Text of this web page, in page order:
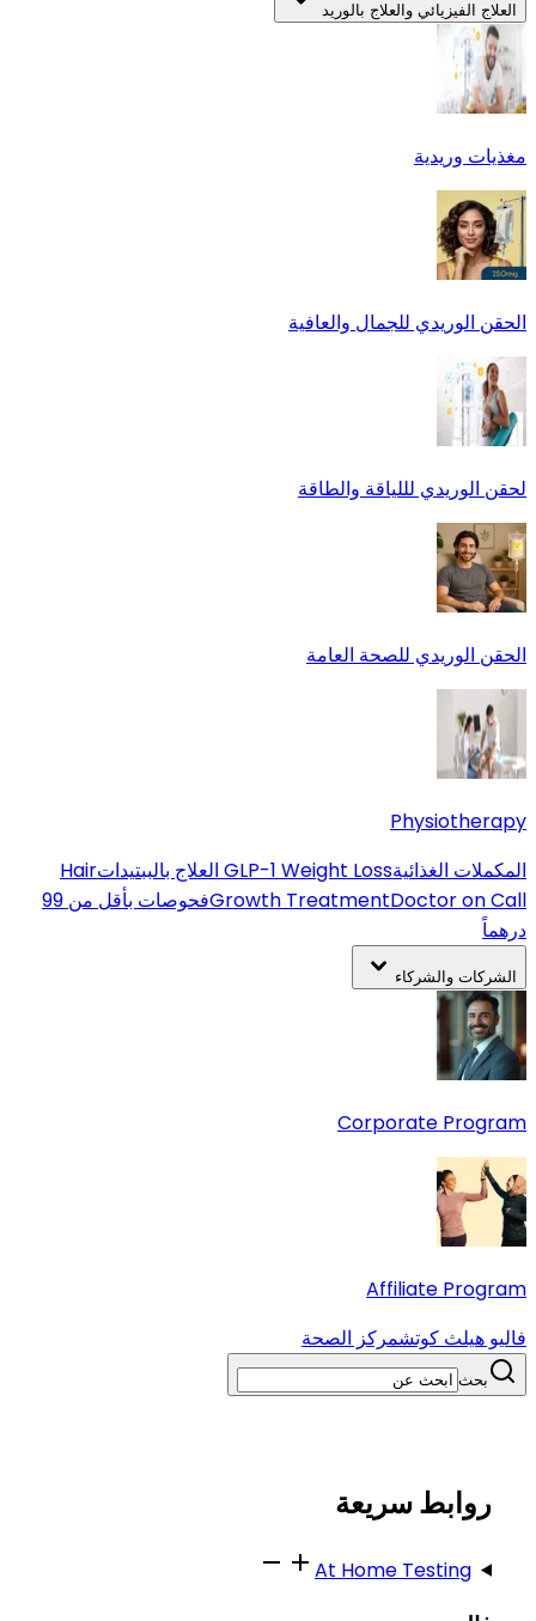
العلاج الفيزيائي والعلاج بالوريد
مغذيات وريدية
الحقن الوريدي للجمال والعافية
لحقن الوريدي لللياقة والطاقة
الحقن الوريدي للصحة العامة
Physiotherapy
المكملات الغذائيةGLP-1 Weight Loss العلاج بالببتيداتHair
Growth TreatmentDoctor on Call
فحوصات بأقل من 99
درهماً
الشركات والشركاء
Corporate Program
Affiliate Program
فاليو هيلث كوتشمركز الصحة
بحث
روابط سريعة
At Home Testing